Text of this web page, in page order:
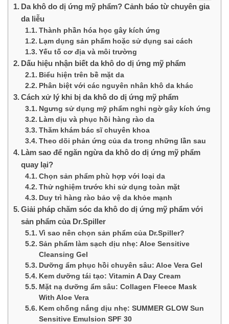
Da khô do dị ứng mỹ phẩm? Cảnh báo từ chuyên gia
da liễu
Thành phần hóa học gây kích ứng
Lạm dụng sản phẩm hoặc sử dụng sai cách
Yếu tố cơ địa và môi trường
Dấu hiệu nhận biết da khô do dị ứng mỹ phẩm
Biểu hiện trên bề mặt da
Phân biệt với các nguyên nhân khô da khác
Cách xử lý khi bị da khô do dị ứng mỹ phẩm
Ngưng sử dụng mỹ phẩm nghi ngờ gây kích ứng
Làm dịu và phục hồi hàng rào da
Thăm khám bác sĩ chuyên khoa
Theo dõi phản ứng của da trong những lần sau
Làm sao để ngăn ngừa da khô do dị ứng mỹ phẩm
quay lại?
Chọn sản phẩm phù hợp với loại da
Thử nghiệm trước khi sử dụng toàn mặt
Duy trì hàng rào bảo vệ da khỏe mạnh
Giải pháp chăm sóc da khô do dị ứng mỹ phẩm với
sản phẩm của Dr.Spiller
Vì sao nên chọn sản phẩm của Dr.Spiller?
Sản phẩm làm sạch dịu nhẹ: Aloe Sensitive
Cleansing Gel
Dưỡng ẩm phục hồi chuyên sâu: Aloe Vera Gel
Kem dưỡng tái tạo: Vitamin A Day Cream
Mặt nạ dưỡng ẩm sâu: Collagen Fleece Mask
With Aloe Vera
Kem chống nắng dịu nhẹ: SUMMER GLOW Sun
Sensitive Emulsion SPF 30